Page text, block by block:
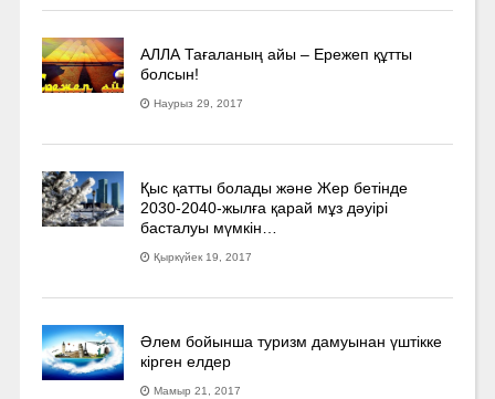
АЛЛА Тағаланың айы – Ережеп құтты
болсын!
Наурыз 29, 2017
Қыс қатты болады және Жер бетінде
2030-2040­-жылға қарай мұз дәуірі
басталуы мүмкін…
Қыркүйек 19, 2017
Әлем бойынша туризм дамуынан үштікке
кірген елдер
Мамыр 21, 2017